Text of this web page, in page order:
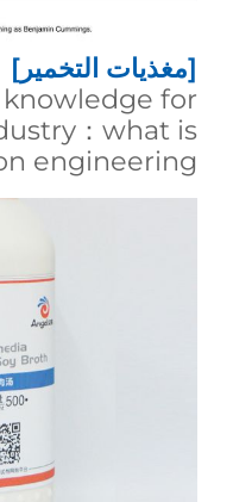
[مغذيات التخمير]
knowledge for
：what is
engineering？